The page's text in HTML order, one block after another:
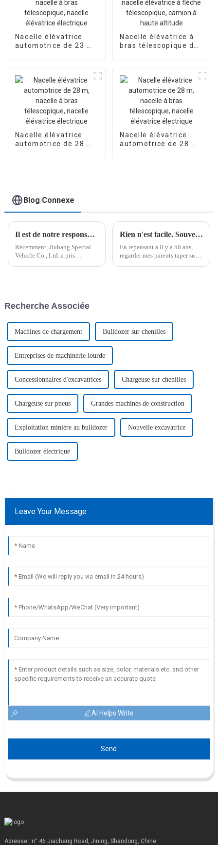
chariot télescopique
à flèche télescopique
Nacelle élévatrice
automotrice de 23 m,
Nacelle élévatrice à
bras télescopique de
télescopique, camion
à haute altitude
Nacelle élévatrice
automotrice de 28 m,
Nacelle élévatrice
automotrice de 28 m,
Blog Connexe
Il est de notre responsabilité de livrer les véhicules par lots aux clients
Récemment, Jiubang Special
Vehicle Co., Ltd. a pris
attentes de ses clients.
Rien n'est facile. Souvenirs du début de l'activité de Jiubang
En repensant à il y a 50 ans,
regarder mes parents taper sur
Recherche Associée
Machines de chargement Bulldozer sur chenilles
Entreprises de machinerie lourde
Concessionnaires d'excavatrices Chargeuse sur chenilles
Chargeuse sur pneus Grandes machines de construction
Exploitation minière au bulldozer Nouvelle excavatrice
Bulldozer électrique
Leave Your Message
AI Helps Write
Send
Adresse : n° 46 Jiacheng Road, Jining, Shandong, Chine